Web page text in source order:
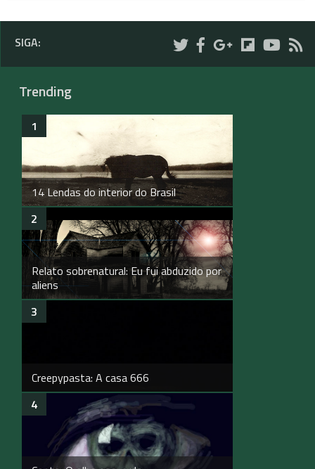
SIGA:
Trending
14 Lendas do interior do Brasil
Relato sobrenatural: Eu fui abduzido por
aliens
Creepypasta: A casa 666